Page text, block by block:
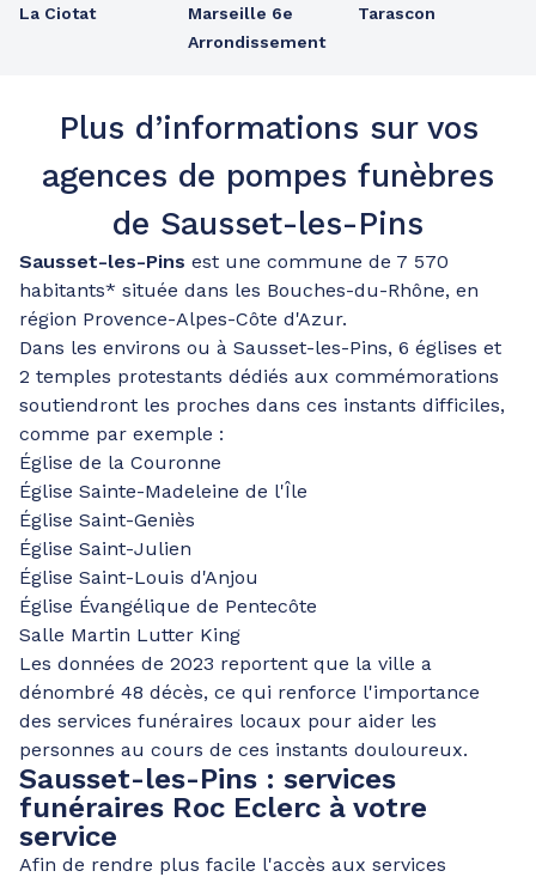
La Ciotat
Marseille 6e
Arrondissement
Tarascon
Plus d’informations sur vos
agences de pompes funèbres
de Sausset-les-Pins
Sausset-les-Pins est une commune de 7 570
habitants* située dans les Bouches-du-Rhône, en
région Provence-Alpes-Côte d'Azur.
Dans les environs ou à Sausset-les-Pins, 6 églises et
2 temples protestants dédiés aux commémorations
soutiendront les proches dans ces instants difficiles,
comme par exemple :
Église de la Couronne
Église Sainte-Madeleine de l'Île
Église Saint-Geniès
Église Saint-Julien
Église Saint-Louis d'Anjou
Église Évangélique de Pentecôte
Salle Martin Lutter King
Les données de 2023 reportent que la ville a
dénombré 48 décès, ce qui renforce l'importance
des services funéraires locaux pour aider les
personnes au cours de ces instants douloureux.
Sausset-les-Pins : services
funéraires Roc Eclerc à votre
service
Afin de rendre plus facile l'accès aux services